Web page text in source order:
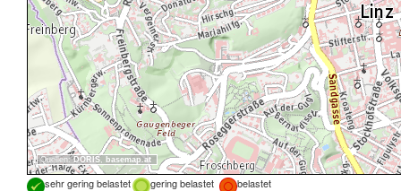
Quellen:DORIS, basemap.at
sehr gering belastet gering belastet
belastet